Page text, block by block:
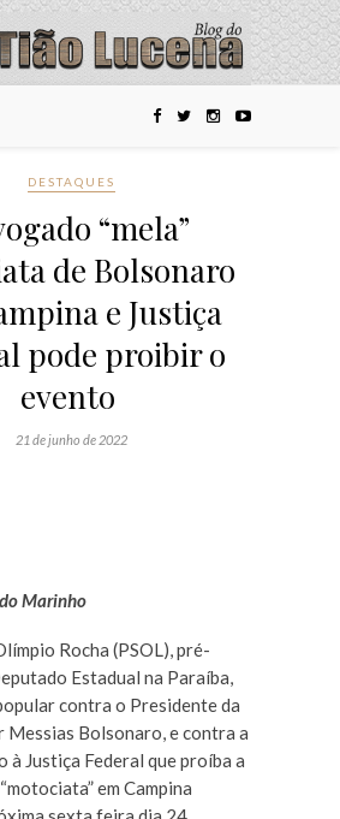
DESTAQUES
“mela”
de Bolsonaro
e Justiça
pode proibir o
evento
21 de junho de 2022
Marinho
Rocha (PSOL), pré-
Estadual na Paraíba,
contra o Presidente da
Messias Bolsonaro, e contra a
à Justiça Federal que proíba a
em Campina